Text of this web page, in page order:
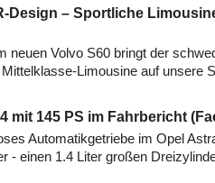
Design – Sportliche
neuen Volvo S60 bringt der
Limousine auf unsere
mit 145 PS im Fahrbericht
Automatikgetriebe im Opel
- einen 1.4 Liter großen